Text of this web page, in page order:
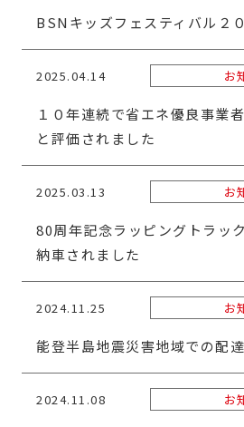
BSNキッズフェスティバル２
2025.04.14 お
１０年連続で省エネ優良事業
と評価されました
2025.03.13 お
80周年記念ラッピングトラッ
納車されました
2024.11.25 お
能登半島地震災害地域での配
2024.11.08 お